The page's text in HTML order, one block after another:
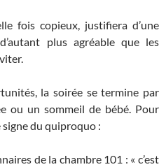
fois copieux, justifiera d’une
plus agréable que les
la soirée se termine par
ou un sommeil de bébé. Pour
du quiproquo :
de la chambre 101 : « c’est